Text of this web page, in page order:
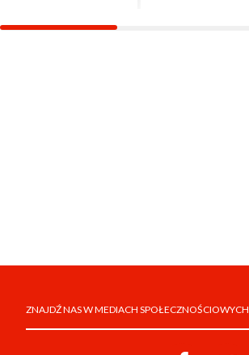
ZNAJDŹ NAS W MEDIACH SPOŁECZNOŚCIOWYCH